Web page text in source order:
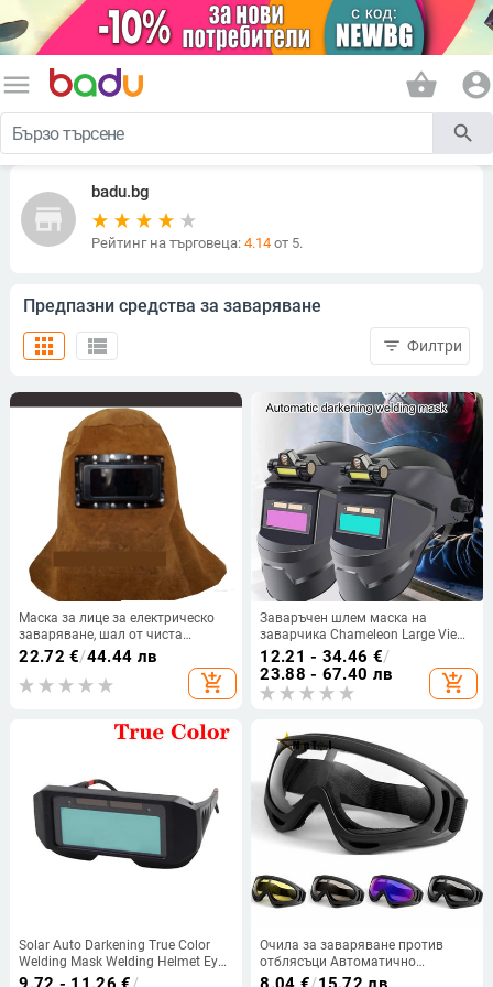
menu shopping_basket account_circle
search
store
badu.bg
Рейтинг на търговеца: 4.14от 5.
Предпазни средства за заваряване
view_list
apps filter_list Филтри
Маска за лице за електрическо
заваряване, шал от чиста
телешка кожа за заваряване,
защитна шапка, щит за лице за
аргоно-дъгово заваряване с
тръбопровод, лента за глава,
22.72 €/44.44 лв
add_shopping_cart
Заваръчен шлем маска на
заварчика Chameleon Large View
True Color Solar Power Auto
Darkening Welding Large For Arc
Weld Grind Cut
12.21 - 34.46 €/
23.88 - 67.40 лв
add_shopping_cart
Solar Auto Darkening True Color
Welding Mask Welding Helmet Eyes
Goggle/Welder Glasses Arc
Очила за заваряване против
отблясъци Автоматично
затъмняваща се маска за